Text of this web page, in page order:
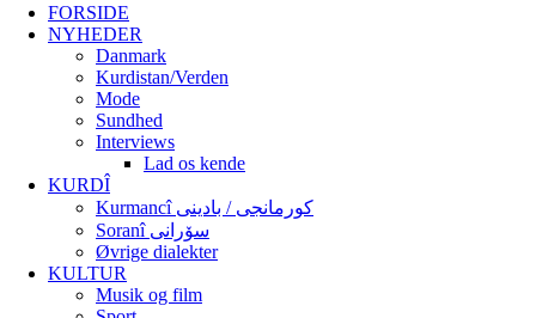
FORSIDE
NYHEDER
Danmark
Kurdistan/Verden
Mode
Sundhed
Interviews
Lad os kende
KURDÎ
Kurmancî کورمانجی / بادینی
Soranî سۆرانی
Øvrige dialekter
KULTUR
Musik og film